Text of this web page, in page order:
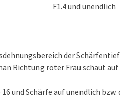
F1.4 und unendlich
der
Richtung roter Frau schaut
und Schärfe auf unendlich